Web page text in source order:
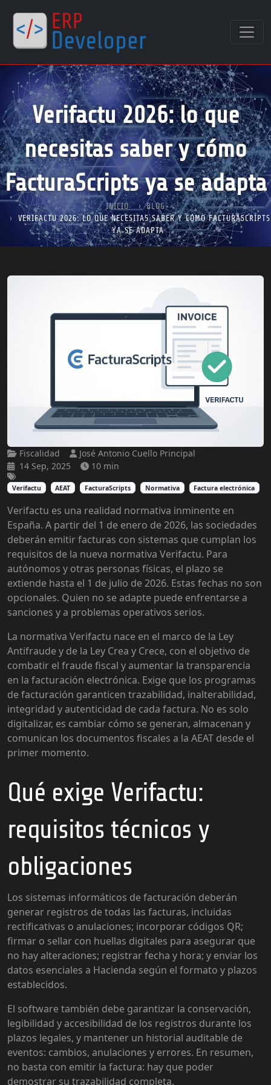
Verifactu 2026: lo que
necesitas saber y cómo
FacturaScripts ya se adapta
INICIO
BLOG
VERIFACTU 2026: LO QUE NECESITAS SABER Y CÓMO FACTURASCRIPTS
YA SE ADAPTA
Fiscalidad
José Antonio Cuello Principal
14 Sep, 2025
10 min
Verifactu AEAT FacturaScripts Normativa Factura electrónica
Verifactu es una realidad normativa inminente en
España. A partir del 1 de enero de 2026, las sociedades
deberán emitir facturas con sistemas que cumplan los
requisitos de la nueva normativa Verifactu. Para
autónomos y otras personas físicas, el plazo se
extiende hasta el 1 de julio de 2026. Estas fechas no son
opcionales. Quien no se adapte puede enfrentarse a
sanciones y a problemas operativos serios.
La normativa Verifactu nace en el marco de la Ley
Antifraude y de la Ley Crea y Crece, con el objetivo de
combatir el fraude fiscal y aumentar la transparencia
en la facturación electrónica. Exige que los programas
de facturación garanticen trazabilidad, inalterabilidad,
integridad y autenticidad de cada factura. No es solo
digitalizar, es cambiar cómo se generan, almacenan y
comunican los documentos fiscales a la AEAT desde el
primer momento.
Qué exige Verifactu:
requisitos técnicos y
obligaciones
Los sistemas informáticos de facturación deberán
generar registros de todas las facturas, incluidas
rectificativas o anulaciones; incorporar códigos QR;
firmar o sellar con huellas digitales para asegurar que
no hay alteraciones; registrar fecha y hora; y enviar los
datos esenciales a Hacienda según el formato y plazos
establecidos.
El software también debe garantizar la conservación,
legibilidad y accesibilidad de los registros durante los
plazos legales, y mantener un historial auditable de
eventos: cambios, anulaciones y errores. En resumen,
no basta con emitir la factura: hay que poder
demostrar su trazabilidad completa.